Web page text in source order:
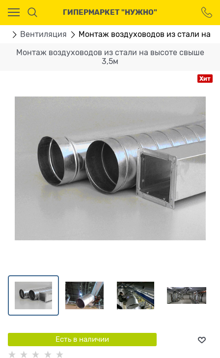
ГИПЕРМАРКЕТ "НУЖНО"
Вентиляция Монтаж воздуховодов из стали на
Монтаж воздуховодов из стали на высоте свыше
3,5м
Хит
Есть в наличии
Ваш город - Москва,
угадали?
ДА НЕТ